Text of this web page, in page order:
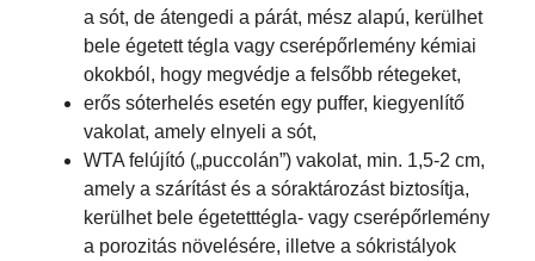
a sót, de átengedi a párát, mész alapú, kerülhet
bele égetett tégla vagy cserépőrlemény kémiai
okokból, hogy megvédje a felsőbb rétegeket,
erős sóterhelés esetén egy puffer, kiegyenlítő
vakolat, amely elnyeli a sót,
WTA felújító („puccolán”) vakolat, min. 1,5-2 cm,
amely a szárítást és a sóraktározást biztosítja,
kerülhet bele égetetttégla- vagy cserépőrlemény
a porozitás növelésére, illetve a sókristályok